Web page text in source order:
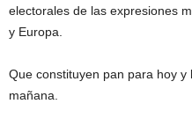
electorales de las expresiones
y Europa.
Que constituyen pan para hoy
mañana.